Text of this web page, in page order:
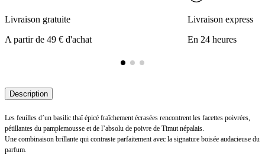
Livraison gratuite
A partir de 49 € d'achat
Livraison express
En 24 heures
Description
Les feuilles d’un basilic thaï épicé fraîchement écrasées rencontrent les facettes poivrées,
pétillantes du pamplemousse et de l’absolu de poivre de Timut népalais.
Une combinaison brillante qui contraste parfaitement avec la signature boisée audacieuse du
parfum.